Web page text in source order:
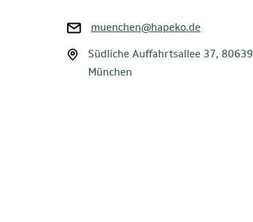
muenchen@hapeko.de
Südliche Auffahrtsallee 37, 80639
München